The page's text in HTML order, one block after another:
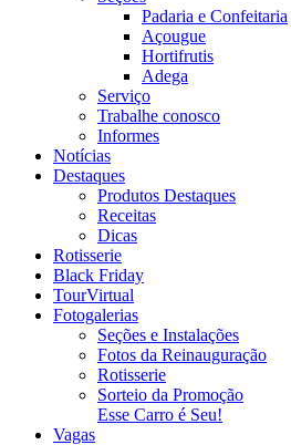
Padaria e Confeitaria
Açougue
Hortifrutis
Adega
Serviço
Trabalhe conosco
Informes
Notícias
Destaques
Produtos Destaques
Receitas
Dicas
Rotisserie
Black Friday
TourVirtual
Fotogalerias
Seções e Instalações
Fotos da Reinauguração
Rotisserie
Sorteio da Promoção
Esse Carro é Seu!
Vagas